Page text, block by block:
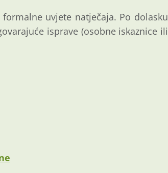
uvjete natječaja. Po dolasku
isprave (osobne iskaznice ili